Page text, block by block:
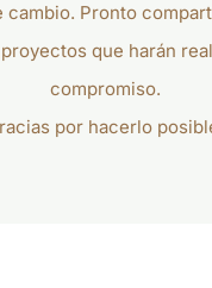
cambio. Pronto
que harán
compromiso.
por hacerlo